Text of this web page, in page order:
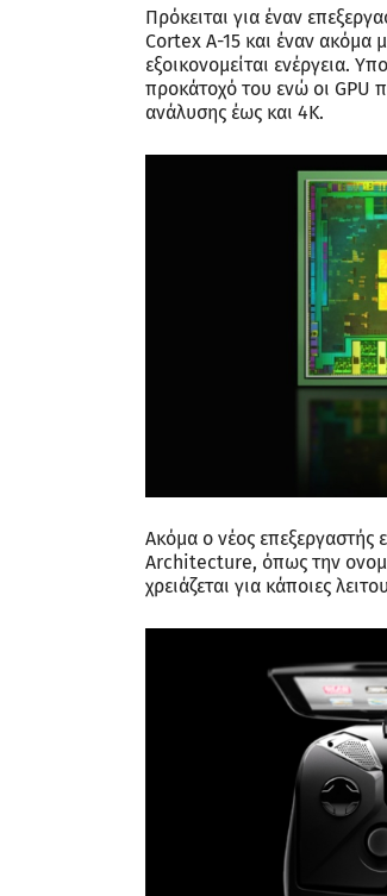
Πρόκειται για έναν
Cortex A-15 και έναν ακόμα
εξοικονομείται ενέργεια.
προκάτοχό του ενώ οι GPU
ανάλυσης έως και 4K.
Ακόμα ο νέος επεξεργαστής
Architecture, όπως την
χρειάζεται για κάποιες